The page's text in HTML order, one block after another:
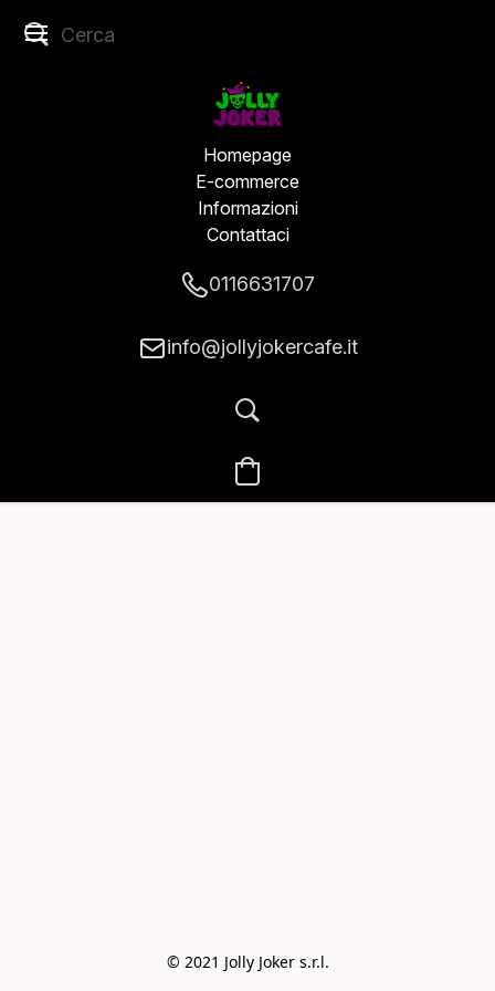
Homepage
E-commerce
Informazioni
Contattaci
0116631707
info@jollyjokercafe.it
© 2021 Jolly Joker s.r.l.